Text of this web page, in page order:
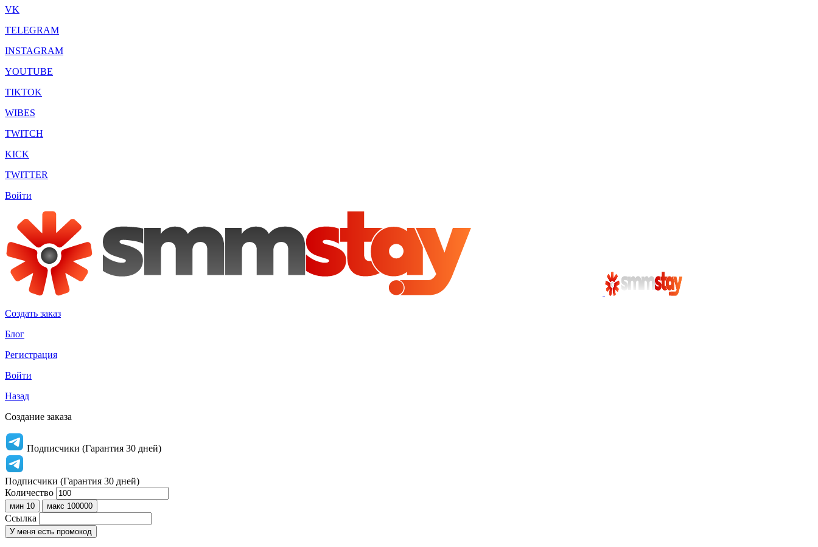
VK
TELEGRAM
INSTAGRAM
YOUTUBE
TIKTOK
WIBES
TWITCH
KICK
TWITTER
Войти
Создать заказ
Блог
Регистрация
Войти
Назад
Создание заказа
Подписчики (Гарантия 30 дней)
Подписчики (Гарантия 30 дней)
Количество
мин 10 макс 100000
Ссылка
У меня есть промокод